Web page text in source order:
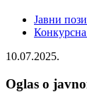
Јавни
10.07.2025.
Oglas o